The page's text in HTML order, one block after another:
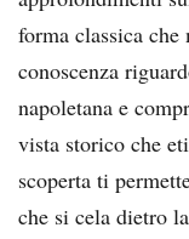
forma classica che
conoscenza
napoletana e
vista storico che
scoperta ti
che si cela dietro